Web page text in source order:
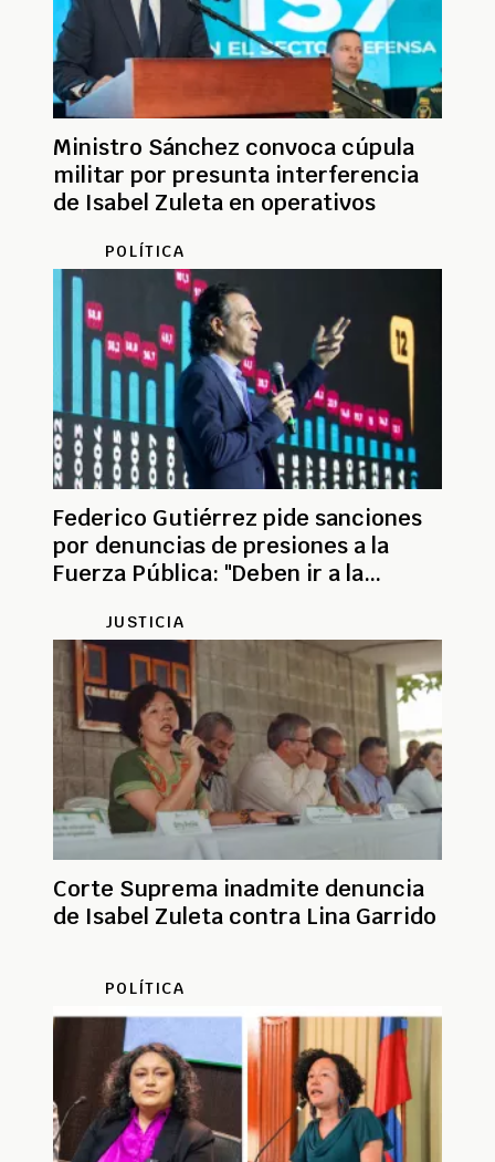
Ministro Sánchez convoca cúpula
militar por presunta interferencia
de Isabel Zuleta en operativos
POLÍTICA
Federico Gutiérrez pide sanciones
por denuncias de presiones a la
Fuerza Pública: "Deben ir a la
JUSTICIA
Corte Suprema inadmite denuncia
de Isabel Zuleta contra Lina Garrido
POLÍTICA